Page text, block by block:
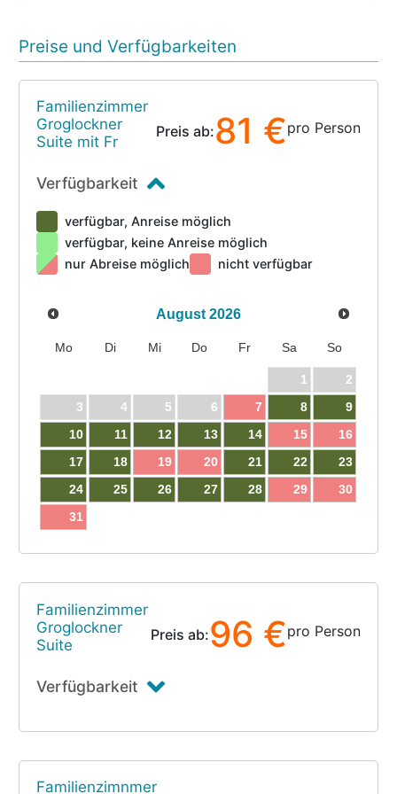
Preise und Verfügbarkeiten
Familienzimmer
Groglockner
Suite mit Fr
Preis ab:81 €pro Person
Verfügbarkeit
verfügbar, Anreise möglich
verfügbar, keine Anreise möglich
nur Abreise möglich
nicht verfügbar
August 2026
Mo Di Mi Do Fr Sa So
1
2
3
4 5 6 7 8
9
10
11 12 13 14 15
16
17
18 19 20 21 22
23
24
25 26 27 28 29
30
31
Familienzimmer
Groglockner
Suite
Preis ab:96 €pro Person
Verfügbarkeit
Familienzimnmer